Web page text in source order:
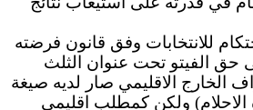
للانتخابات وفق قانون فرضته
ممكنة وثالثا حصول 8آذار كممثل للمحور الاقليمي على حق الفيتو تحت عنوان الثلث
الخارج الاقليمي صار لديه صيغة
تدغدغه هذه الاحلام) ولكن كمطلب اقليمي